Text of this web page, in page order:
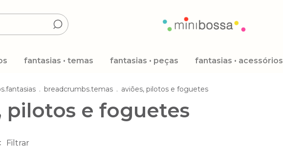
fantasias • temas fantasias • peças fantasias • acessórios
. breadcrumbs.temas . aviões, pilotos e foguetes
pilotos e foguetes
Filtrar